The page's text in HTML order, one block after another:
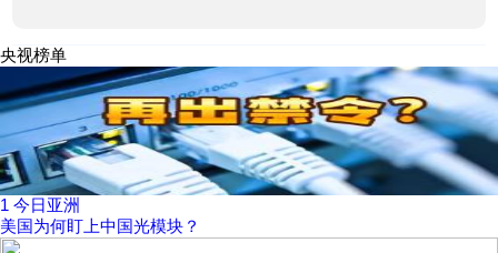
央视榜单
1 今日亚洲
美国为何盯上中国光模块？